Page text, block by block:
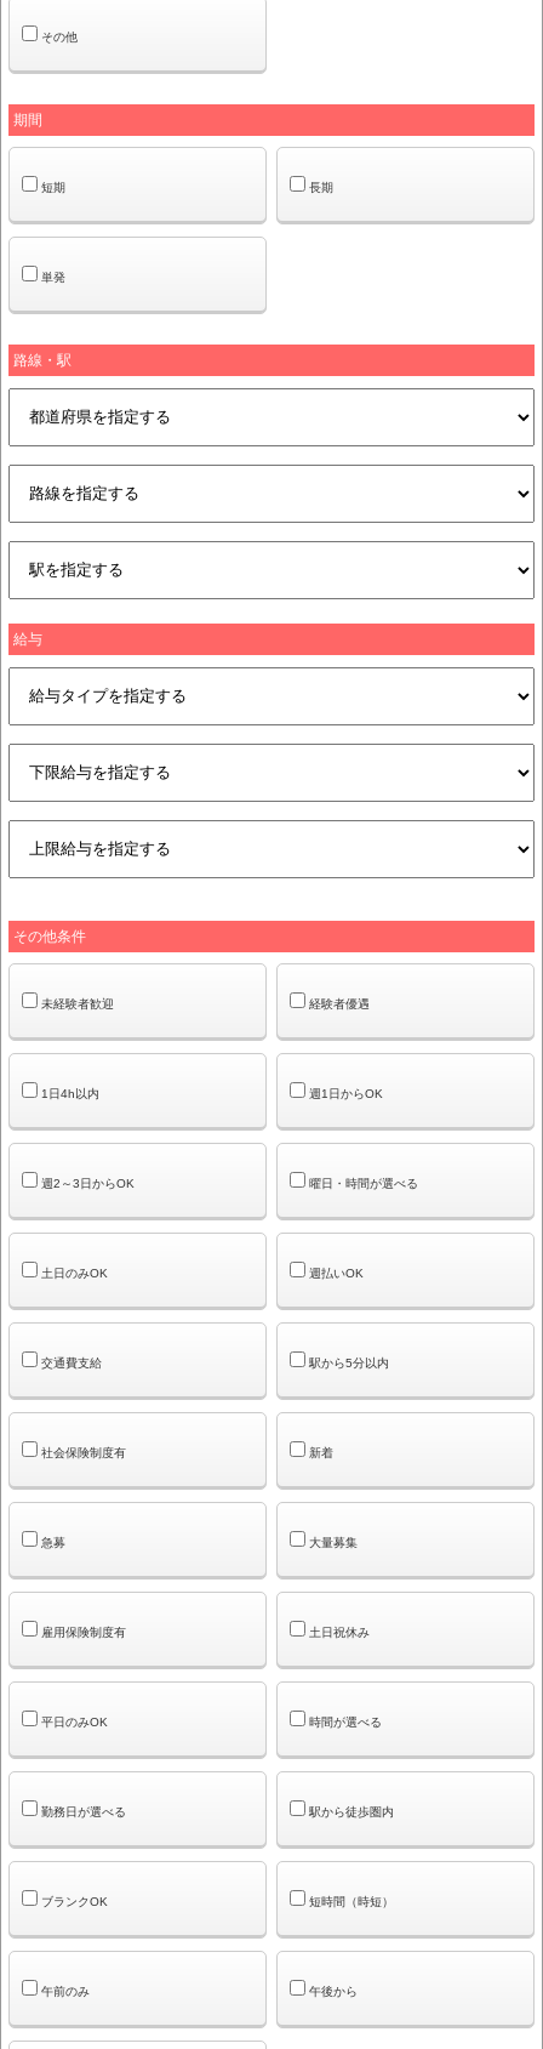
その他
期間
短期 長期
単発
路線・駅
給与
その他条件
未経験者歓迎 経験者優遇
1日4h以内 週1日からOK
週2～3日からOK 曜日・時間が選べる
土日のみOK 週払いOK
交通費支給 駅から5分以内
社会保険制度有 新着
急募 大量募集
雇用保険制度有 土日祝休み
平日のみOK 時間が選べる
勤務日が選べる 駅から徒歩圏内
ブランクOK 短時間（時短）
午前のみ 午後から